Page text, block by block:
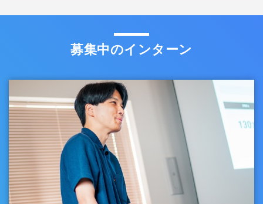
募集中のインターン